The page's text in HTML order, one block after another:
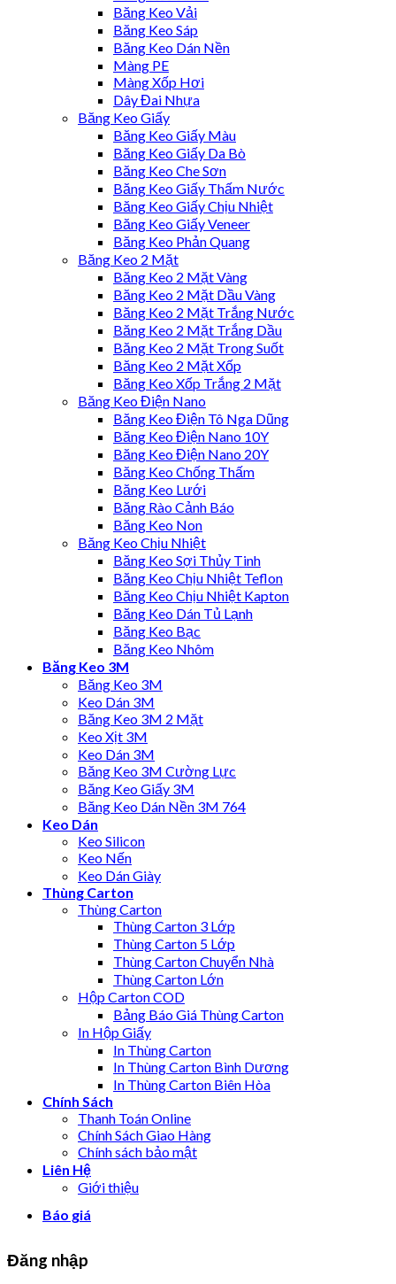
Băng Keo Vải
Băng Keo Sáp
Băng Keo Dán Nền
Màng PE
Màng Xốp Hơi
Dây Đai Nhựa
Băng Keo Giấy
Băng Keo Giấy Màu
Băng Keo Giấy Da Bò
Băng Keo Che Sơn
Băng Keo Giấy Thấm Nước
Băng Keo Giấy Chịu Nhiệt
Băng Keo Giấy Veneer
Băng Keo Phản Quang
Băng Keo 2 Mặt
Băng Keo 2 Mặt Vàng
Băng Keo 2 Mặt Dầu Vàng
Băng Keo 2 Mặt Trắng Nước
Băng Keo 2 Mặt Trắng Dầu
Băng Keo 2 Mặt Trong Suốt
Băng Keo 2 Mặt Xốp
Băng Keo Xốp Trắng 2 Mặt
Băng Keo Điện Nano
Băng Keo Điện Tô Nga Dũng
Băng Keo Điện Nano 10Y
Băng Keo Điện Nano 20Y
Băng Keo Chống Thấm
Băng Keo Lưới
Băng Rào Cảnh Báo
Băng Keo Non
Băng Keo Chịu Nhiệt
Băng Keo Sợi Thủy Tinh
Băng Keo Chịu Nhiệt Teflon
Băng Keo Chịu Nhiệt Kapton
Băng Keo Dán Tủ Lạnh
Băng Keo Bạc
Băng Keo Nhôm
Băng Keo 3M
Băng Keo 3M
Keo Dán 3M
Băng Keo 3M 2 Mặt
Keo Xịt 3M
Keo Dán 3M
Băng Keo 3M Cường Lực
Băng Keo Giấy 3M
Băng Keo Dán Nền 3M 764
Keo Dán
Keo Silicon
Keo Nến
Keo Dán Giày
Thùng Carton
Thùng Carton
Thùng Carton 3 Lớp
Thùng Carton 5 Lớp
Thùng Carton Chuyển Nhà
Thùng Carton Lớn
Hộp Carton COD
Bảng Báo Giá Thùng Carton
In Hộp Giấy
In Thùng Carton
In Thùng Carton Bình Dương
In Thùng Carton Biên Hòa
Chính Sách
Thanh Toán Online
Chính Sách Giao Hàng
Chính sách bảo mật
Liên Hệ
Giới thiệu
Báo giá
Đăng nhập